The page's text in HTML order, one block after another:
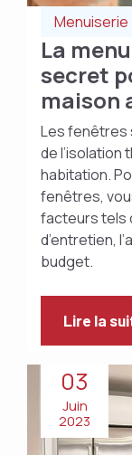
Menuiserie
La
secret
maison
Les fenêtres
de l’isolation
habitation.
fenêtres,
facteurs tels
d’entretien,
budget.
Lire la
03
Juin
2023